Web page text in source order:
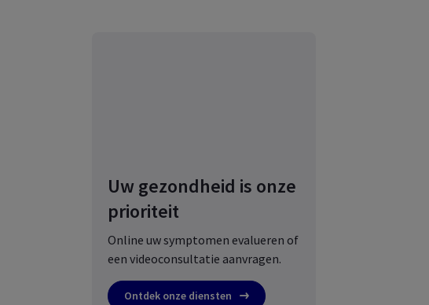
Uw gezondheid is onze
prioriteit
Online uw symptomen evalueren of
een videoconsultatie aanvragen.
Ontdek onze diensten